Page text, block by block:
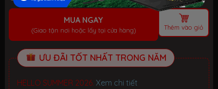
MUA NGAY
(Giao tận nơi hoặc lấy tại cửa hàng) Thêm vào giỏ
ƯU ĐÃI TỐT NHẤT TRONG NĂM
HELLO SUMMER 2026. Xem chi tiết